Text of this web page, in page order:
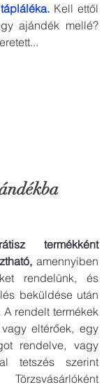
Kell ettől
ajándék mellé?
termékként
amennyiben
rendelünk, és
beküldése után
rendelt termékek
eltérőek, egy
rendelve, vagy
tetszés szerint